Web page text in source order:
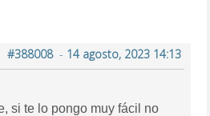
#388008- 14 agosto, 2023 14:13
si te lo pongo muy fácil no